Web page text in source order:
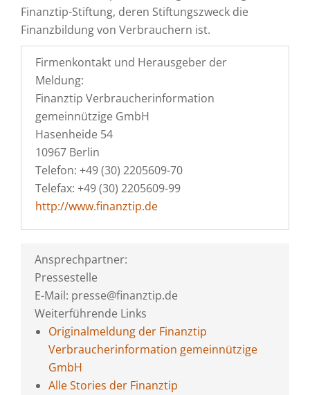
Finanztip-Stiftung, deren Stiftungszweck die
Finanzbildung von Verbrauchern ist.
Firmenkontakt und Herausgeber der
Meldung:
Finanztip Verbraucherinformation
gemeinnützige GmbH
Hasenheide 54
10967 Berlin
Telefon: +49 (30) 2205609-70
Telefax: +49 (30) 2205609-99
http://www.finanztip.de
Ansprechpartner:
Pressestelle
E-Mail: presse@finanztip.de
Weiterführende Links
Originalmeldung der Finanztip
Verbraucherinformation gemeinnützige
GmbH
Alle Stories der Finanztip